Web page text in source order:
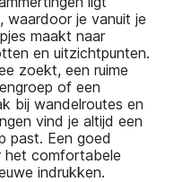
waardoor je vanuit je
maakt naar
en uitzichtpunten.
zoekt, een ruime
of een
bij wandelroutes en
vind je altijd een
past. Een goed
het comfortabele
indrukken.